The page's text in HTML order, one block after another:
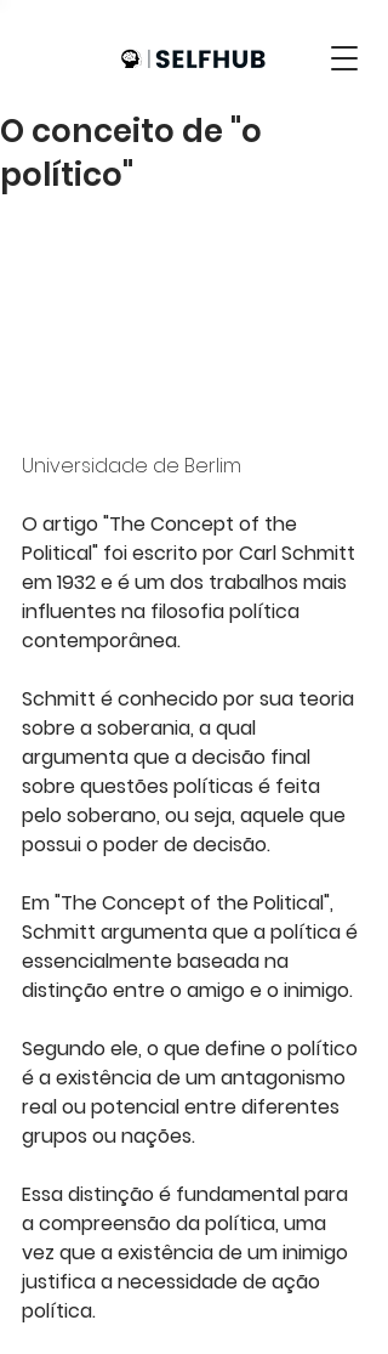
O conceito de "o
político"
Universidade de Berlim
O artigo "The Concept of the
Political" foi escrito por Carl Schmitt
em 1932 e é um dos trabalhos mais
influentes na filosofia política
contemporânea.
Schmitt é conhecido por sua teoria
sobre a soberania, a qual
argumenta que a decisão final
sobre questões políticas é feita
pelo soberano, ou seja, aquele que
possui o poder de decisão.
Em "The Concept of the Political",
Schmitt argumenta que a política é
essencialmente baseada na
distinção entre o amigo e o inimigo.
Segundo ele, o que define o político
é a existência de um antagonismo
real ou potencial entre diferentes
grupos ou nações.
Essa distinção é fundamental para
a compreensão da política, uma
vez que a existência de um inimigo
justifica a necessidade de ação
política.